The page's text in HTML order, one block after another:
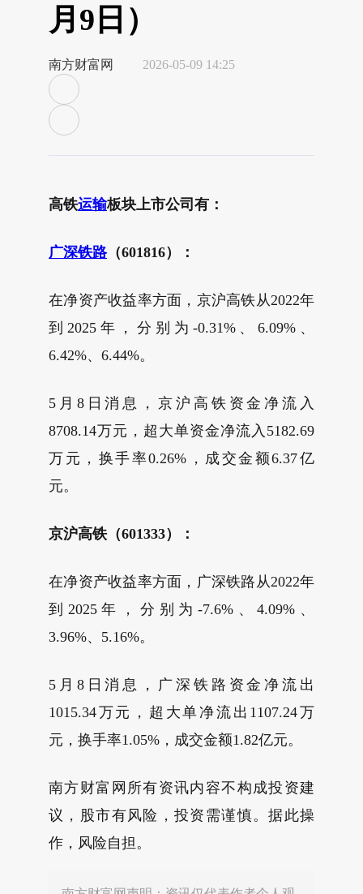
月9日）
南方财富网 2026-05-09 14:25
高铁运输板块上市公司有：
广深铁路（601816）：
在净资产收益率方面，京沪高铁从2022年
到2025年，分别为-0.31%、6.09%、
6.42%、6.44%。
5月8日消息，京沪高铁资金净流入
8708.14万元，超大单资金净流入5182.69
万元，换手率0.26%，成交金额6.37亿
元。
京沪高铁（601333）：
在净资产收益率方面，广深铁路从2022年
到2025年，分别为-7.6%、4.09%、
3.96%、5.16%。
5月8日消息，广深铁路资金净流出
1015.34万元，超大单净流出1107.24万
元，换手率1.05%，成交金额1.82亿元。
南方财富网所有资讯内容不构成投资建
议，股市有风险，投资需谨慎。据此操
作，风险自担。